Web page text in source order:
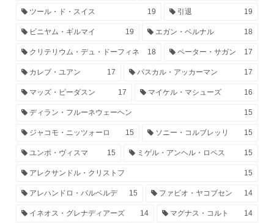
ツール・ド・スイス 19 引退 19
ビニヤム・ギルマイ 19 エガン・ベルナル 18
クリテリウム・デュ・ドーフィネ 18 ペーター・サガン 17
カレブ・ユアン 17 パスカル・アッカーマン 17
マッズ・ピーダスン 17 マイケル・マシューズ 16
ディラン・フルーネウェーヘン 15
ジャコモ・ニッツォーロ 15 ソニー・コルブレッリ 15
ユンボ・ヴィスマ 15 ミゲル・アンヘル・ロペス 15
アレクサンドル・クリストフ 15
アレハンドロ・バルベルデ 15 ファビオ・ヤコブセン 14
イネオス・グレナディアーズ 14 マグナス・コルト 14